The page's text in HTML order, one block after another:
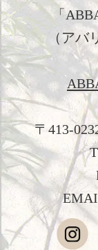
「
（アバ
〒413-